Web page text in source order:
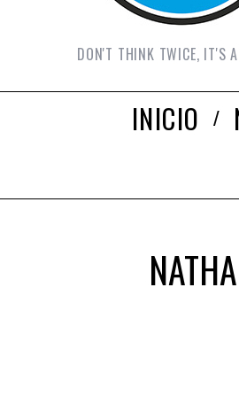
DON'T THINK TWICE, IT'S
INICIO